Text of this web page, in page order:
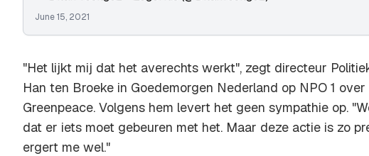
June 15, 2021
"Het lijkt mij dat het averechts werkt", zegt directeur
Han ten Broeke in Goedemorgen Nederland op NPO 1
Greenpeace. Volgens hem levert het geen sympathie op.
dat er iets moet gebeuren met het. Maar deze actie is zo
ergert me wel."